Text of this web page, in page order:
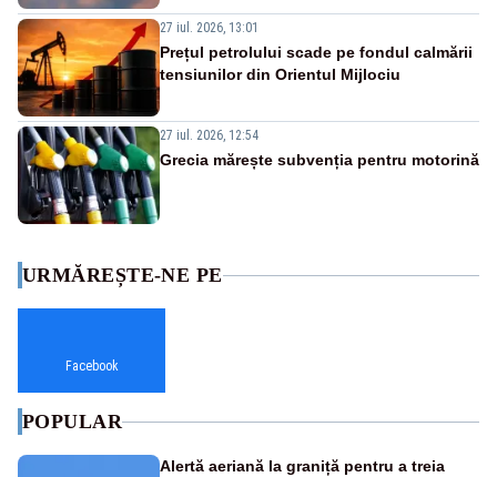
27 iul. 2026, 13:01
Prețul petrolului scade pe fondul calmării
tensiunilor din Orientul Mijlociu
27 iul. 2026, 12:54
Grecia mărește subvenția pentru motorină
URMĂREȘTE-NE PE
Facebook
POPULAR
Alertă aeriană la graniță pentru a treia